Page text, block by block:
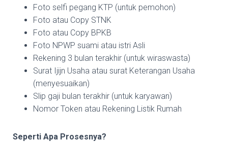
Foto selfi pegang KTP (untuk pemohon)
Foto atau Copy STNK
Foto atau Copy BPKB
Foto NPWP suami atau istri Asli
Rekening 3 bulan terakhir (untuk wiraswasta)
Surat Ijijn Usaha atau surat Keterangan Usaha
(menyesuaikan)
Slip gaji bulan terakhir (untuk karyawan)
Nomor Token atau Rekening Listik Rumah
Seperti Apa Prosesnya?